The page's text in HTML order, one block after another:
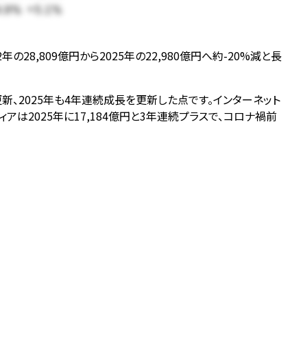
+5.1%
年の28,809億円から2025年の22,980億円へ約-20%減と長
年も4年連続成長を更新した点です。インターネット
アは2025年に17,184億円と3年連続プラスで、コロナ禍前